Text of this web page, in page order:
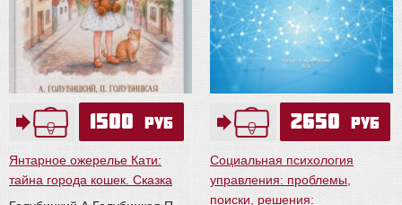
1500 руб
Янтарное ожерелье Кати:
тайна города кошек. Сказка
2650 руб
Социальная психология
управления: проблемы,
поиски, решения: